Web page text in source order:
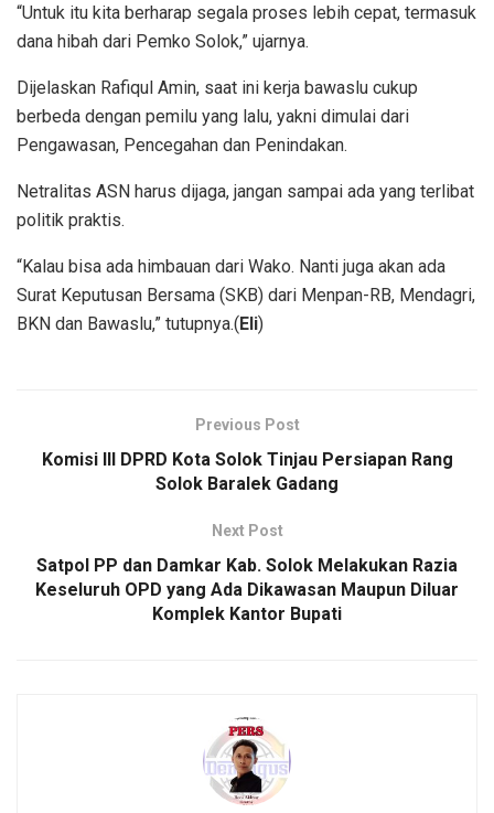
“Untuk itu kita berharap segala proses lebih cepat, termasuk
dana hibah dari Pemko Solok,” ujarnya.
Dijelaskan Rafiqul Amin, saat ini kerja bawaslu cukup
berbeda dengan pemilu yang lalu, yakni dimulai dari
Pengawasan, Pencegahan dan Penindakan.
Netralitas ASN harus dijaga, jangan sampai ada yang terlibat
politik praktis.
“Kalau bisa ada himbauan dari Wako. Nanti juga akan ada
Surat Keputusan Bersama (SKB) dari Menpan-RB, Mendagri,
BKN dan Bawaslu,” tutupnya.(Eli)
Previous Post
Komisi III DPRD Kota Solok Tinjau Persiapan Rang
Solok Baralek Gadang
Next Post
Satpol PP dan Damkar Kab. Solok Melakukan Razia
Keseluruh OPD yang Ada Dikawasan Maupun Diluar
Komplek Kantor Bupati